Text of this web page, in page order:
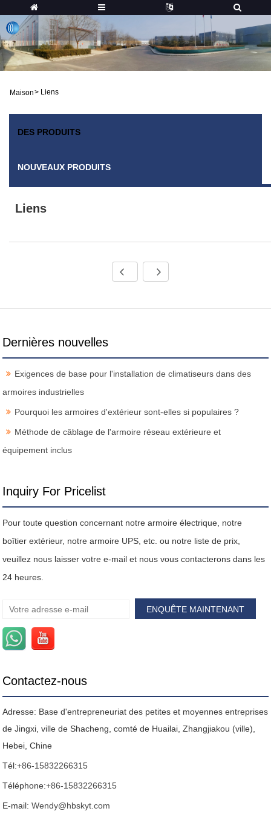
Maison> Liens
DES PRODUITS
NOUVEAUX PRODUITS
Liens
Dernières nouvelles
Exigences de base pour l'installation de climatiseurs dans des
armoires industrielles
Pourquoi les armoires d'extérieur sont-elles si populaires ?
Méthode de câblage de l'armoire réseau extérieure et
équipement inclus
Inquiry For Pricelist
Pour toute question concernant notre armoire électrique, notre
boîtier extérieur, notre armoire UPS, etc. ou notre liste de prix,
veuillez nous laisser votre e-mail et nous vous contacterons dans les
24 heures.
Contactez-nous
Adresse: Base d'entrepreneuriat des petites et moyennes entreprises
de Jingxi, ville de Shacheng, comté de Huailai, Zhangjiakou (ville),
Hebei, Chine
Tél:+86-15832266315
Téléphone:+86-15832266315
E-mail:Wendy@hbskyt.com